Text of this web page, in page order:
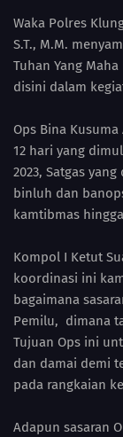
Waka Polres
S.T., M.M.
Tuhan Yang
disini dalam
Ops Bina
12 hari yang
2023, Satgas
binluh dan
kamtibmas
Kompol I Ketut
koordinasi ini
bagaimana
Pemilu, dimana
Tujuan Ops ini
dan damai demi
pada rangkaian
Adapun sasaran